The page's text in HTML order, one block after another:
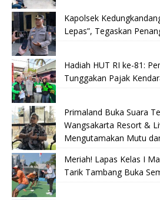
Kapolsek
Lepas”, Tegaskan
Hadiah HUT RI ke-81:
Tunggakan Pajak
Primaland Buka Suara
Wangsakarta Resort &
Mengutamakan Mutu
Meriah! Lapas Kelas I
Tarik Tambang Buka